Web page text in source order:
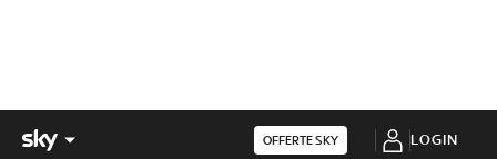
OFFERTE SKY LOGIN